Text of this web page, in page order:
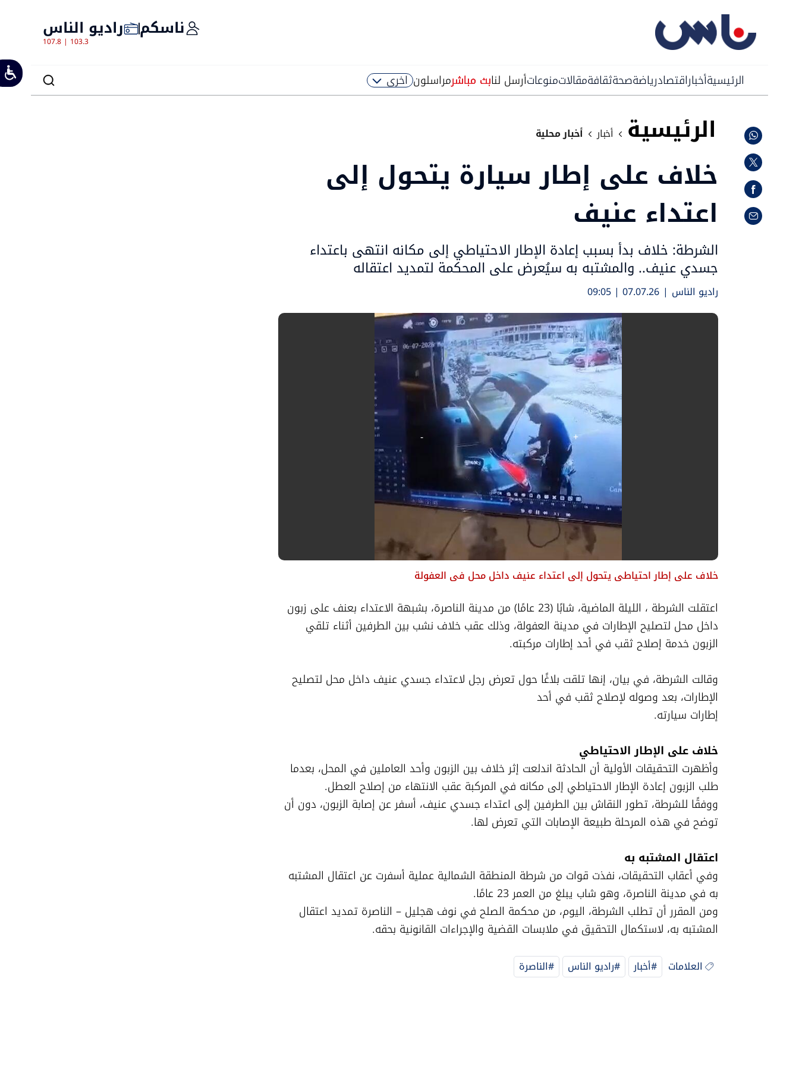
ناسكم راديو الناس
107.8 | 103.3
الرئيسيةأخباراقتصادرياضةصحةثقافةمقالاتمنوعاتأرسل لنابث مباشرمراسلون اخرى
الرئيسية أخبار أخبار محلية
خلاف على إطار سيارة يتحول إلى
اعتداء عنيف
الشرطة: خلاف بدأ بسبب إعادة الإطار الاحتياطي إلى مكانه انتهى باعتداء
جسدي عنيف.. والمشتبه به سيُعرض على المحكمة لتمديد اعتقاله
راديو الناس |
07.07.26 | 09:05
خلاف على إطار احتياطي يتحول إلى اعتداء عنيف داخل محل في العفولة
الزبون خدمة إصلاح ثقب في أحد إطارات مركبته.
إطارات سيارته.
خلاف على الإطار الاحتياطي
توضح في هذه المرحلة طبيعة الإصابات التي تعرض لها.
اعتقال المشتبه به
المشتبه به، لاستكمال التحقيق في ملابسات القضية والإجراءات القانونية بحقه.
العلامات #أخبار #راديو الناس #الناصرة